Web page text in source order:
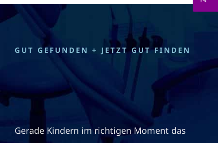
GUT GEFUNDEN + JETZT GUT FINDEN
Gerade Kindern im richtigen Moment das